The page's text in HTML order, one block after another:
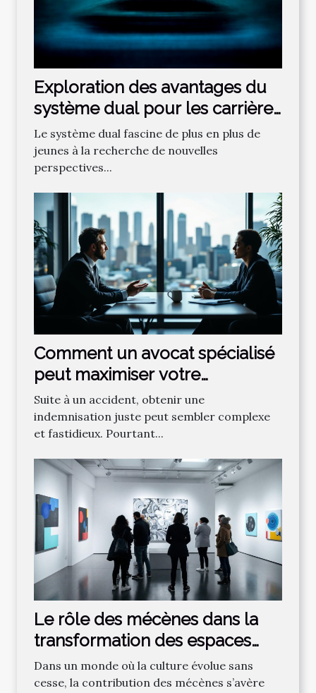
Exploration des avantages du
système dual pour les carrières
futures
Le système dual fascine de plus en plus de
jeunes à la recherche de nouvelles
perspectives...
Comment un avocat spécialisé
peut maximiser votre
indemnisation après un
accident ?
Suite à un accident, obtenir une
indemnisation juste peut sembler complexe
et fastidieux. Pourtant...
Le rôle des mécènes dans la
transformation des espaces
culturels
Dans un monde où la culture évolue sans
cesse, la contribution des mécènes s’avère